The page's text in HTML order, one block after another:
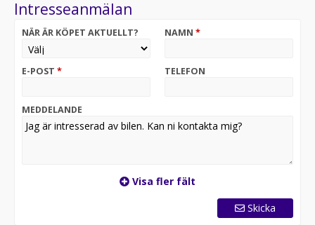
pålitlighet och värde.
Ekonomi & förbrukning
med snabbt besked.
Garanti & serviceavtal – upp till 10 års garanti efter
fordonets registreringsdatum och möjlighet till
Inbyte av nuvarande bil – vi värderar bilen kostnadsfritt
och drar av värdet direkt i affären.
Ägarbyte & försäkring– vi hanterar allt digitalt och ser
till att ägarbytet samt försäkring registreras direkt.
Intresseanmälan
NÄR ÄR KÖPET AKTUELLT? NAMN *
E-POST * TELEFON
MEDDELANDE
Visa fler fält
Skicka